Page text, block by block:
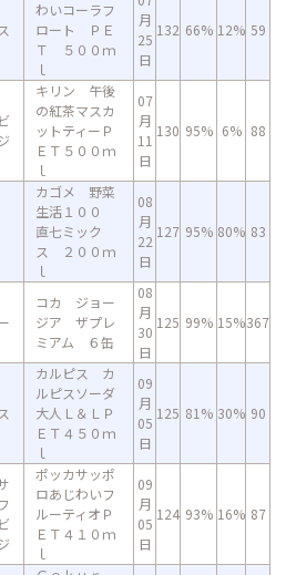
わいコーラフ
ロート ＰＥ
Ｔ ５００ｍ
ｌ
月
25
日
132 66% 12% 59
キリン 午後
の紅茶マスカ
ットティーＰ
ＥＴ５００ｍ
ｌ
07
月
11
日
130 95% 6% 88
カゴメ 野菜
生活１００
直七ミック
ス ２００ｍ
ｌ
08
月
22
日
127 95% 80% 83
コカ ジョー
ジア ザプレ
ミアム ６缶
08
月
30
日
125 99% 15%367
カルピス カ
ルピスソーダ
大人Ｌ＆ＬＰ
ＥＴ４５０ｍ
ｌ
09
月
05
日
125 81% 30% 90
ポッカサッポ
ロあじわいフ
ルーティオＰ
ＥＴ４１０ｍ
ｌ
09
月
05
日
124 93% 16% 87